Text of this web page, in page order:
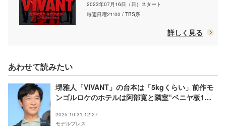
2023年07月16日（日）スタート
毎週日曜21:00 / TBS系
詳しく見る
あわせて読みたい
堺雅人「VIVANT」の台本は「5kgくらい」前作モ
ンゴルロケのホテルは阿部寛と隣室“ベニヤ板1枚
2025.10.31 12:27
モデルプレス